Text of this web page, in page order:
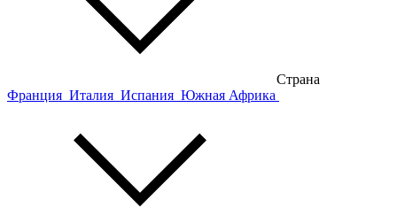
Страна
Франция Италия Испания Южная Африка